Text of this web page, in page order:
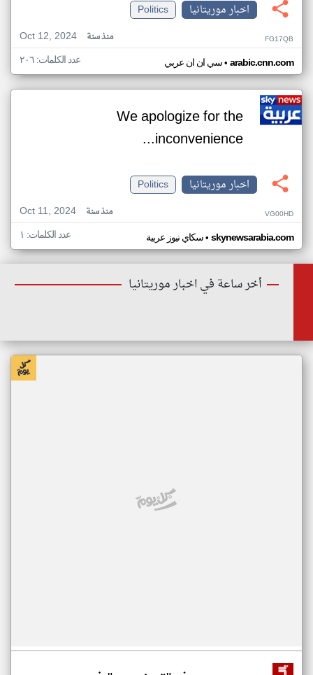
اخبار موريتانيا
Politics
Oct 12, 2024
منذ سنة FG17QB
سي ان ان عربي• arabic.cnn.com عدد الكلمات: ٢٠٦
We apologize for the
inconvenience...
اخبار موريتانيا
Politics
Oct 11, 2024
منذ سنة VG00HD
سكاي نيوز عربية• skynewsarabia.com عدد الكلمات: ١
أخر ساعة في اخبار موريتانيا